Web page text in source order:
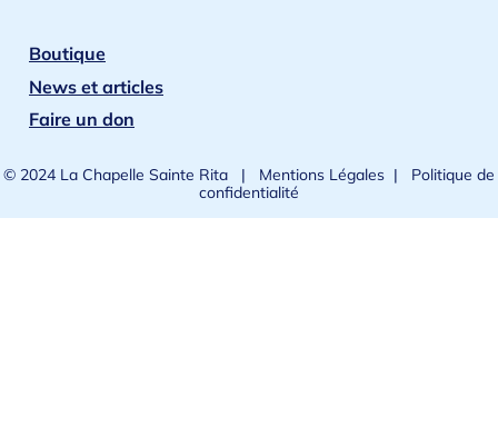
Boutique
News et articles
Faire un don
© 2024 La Chapelle Sainte Rita | Mentions Légales |
Politique de
confidentialité